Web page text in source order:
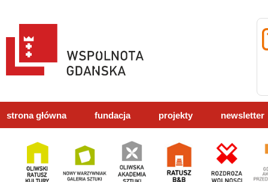
strona główna fundacja projekty newsletter